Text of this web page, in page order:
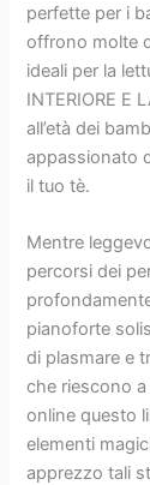
perfette per i
offrono molte
ideali per la
INTERIORE E
all’età dei
appassionato
il tuo tè.
Mentre
percorsi dei
pianoforte
di plasmare e
che riescono
online questo
elementi
apprezzo tali